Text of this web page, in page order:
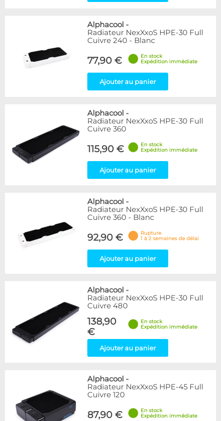
Alphacool -
Radiateur NexXxoS HPE-30 Full
Cuivre 240 - Blanc
77,90 €
En stock
Expédition immédiate
Ajouter au panier
Alphacool -
Radiateur NexXxoS HPE-30 Full
Cuivre 360
115,90 €
En stock
Expédition immédiate
Ajouter au panier
Alphacool -
Radiateur NexXxoS HPE-30 Full
Cuivre 360 - Blanc
92,90 €
Rupture
1 à 2 semaines de délai
Ajouter au panier
Alphacool -
Radiateur NexXxoS HPE-30 Full
Cuivre 480
138,90
€
En stock
Expédition immédiate
Ajouter au panier
Alphacool -
Radiateur NexXxoS HPE-45 Full
Cuivre 120
87,90 €
En stock
Expédition immédiate